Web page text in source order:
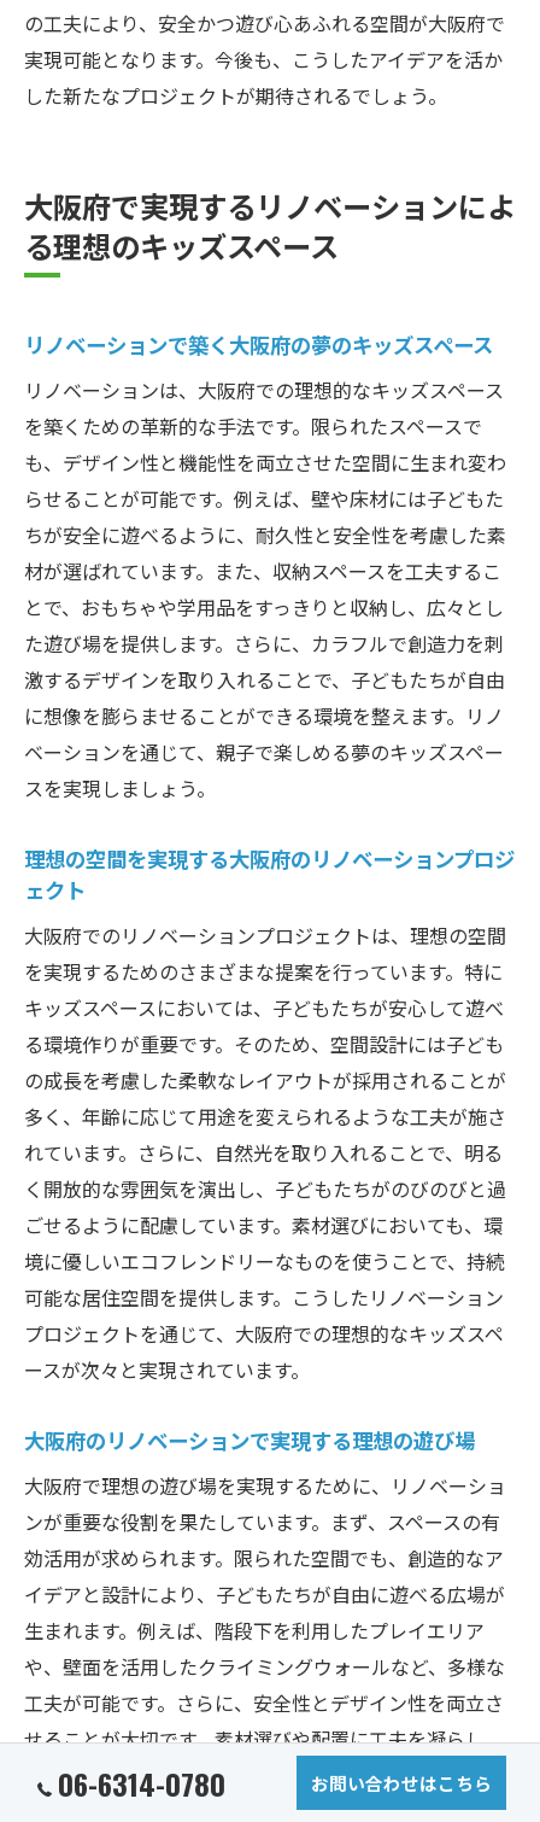
の工夫により、安全かつ遊び心あふれる空間が大阪府で
実現可能となります。今後も、こうしたアイデアを活か
した新たなプロジェクトが期待されるでしょう。
大阪府で実現するリノベーションによ
る理想のキッズスペース
リノベーションで築く大阪府の夢のキッズスペース
リノベーションは、大阪府での理想的なキッズスペース
を築くための革新的な手法です。限られたスペースで
も、デザイン性と機能性を両立させた空間に生まれ変わ
らせることが可能です。例えば、壁や床材には子どもた
ちが安全に遊べるように、耐久性と安全性を考慮した素
材が選ばれています。また、収納スペースを工夫するこ
とで、おもちゃや学用品をすっきりと収納し、広々とし
た遊び場を提供します。さらに、カラフルで創造力を刺
激するデザインを取り入れることで、子どもたちが自由
に想像を膨らませることができる環境を整えます。リノ
ベーションを通じて、親子で楽しめる夢のキッズスペー
スを実現しましょう。
理想の空間を実現する大阪府のリノベーションプロジ
ェクト
大阪府でのリノベーションプロジェクトは、理想の空間
を実現するためのさまざまな提案を行っています。特に
キッズスペースにおいては、子どもたちが安心して遊べ
る環境作りが重要です。そのため、空間設計には子ども
の成長を考慮した柔軟なレイアウトが採用されることが
多く、年齢に応じて用途を変えられるような工夫が施さ
れています。さらに、自然光を取り入れることで、明る
く開放的な雰囲気を演出し、子どもたちがのびのびと過
ごせるように配慮しています。素材選びにおいても、環
境に優しいエコフレンドリーなものを使うことで、持続
可能な居住空間を提供します。こうしたリノベーション
プロジェクトを通じて、大阪府での理想的なキッズスペ
ースが次々と実現されています。
大阪府のリノベーションで実現する理想の遊び場
大阪府で理想の遊び場を実現するために、リノベーショ
ンが重要な役割を果たしています。まず、スペースの有
効活用が求められます。限られた空間でも、創造的なア
イデアと設計により、子どもたちが自由に遊べる広場が
生まれます。例えば、階段下を利用したプレイエリア
や、壁面を活用したクライミングウォールなど、多様な
工夫が可能です。さらに、安全性とデザイン性を両立さ
せることが大切です。素材選びや配置に工夫を凝らし、
子どもたちが安心して遊べる環境を提供します。光の取
り入れ方や色使いにも気を配り、子どもたちの想像力を
06-6314-0780 お問い合わせはこちら